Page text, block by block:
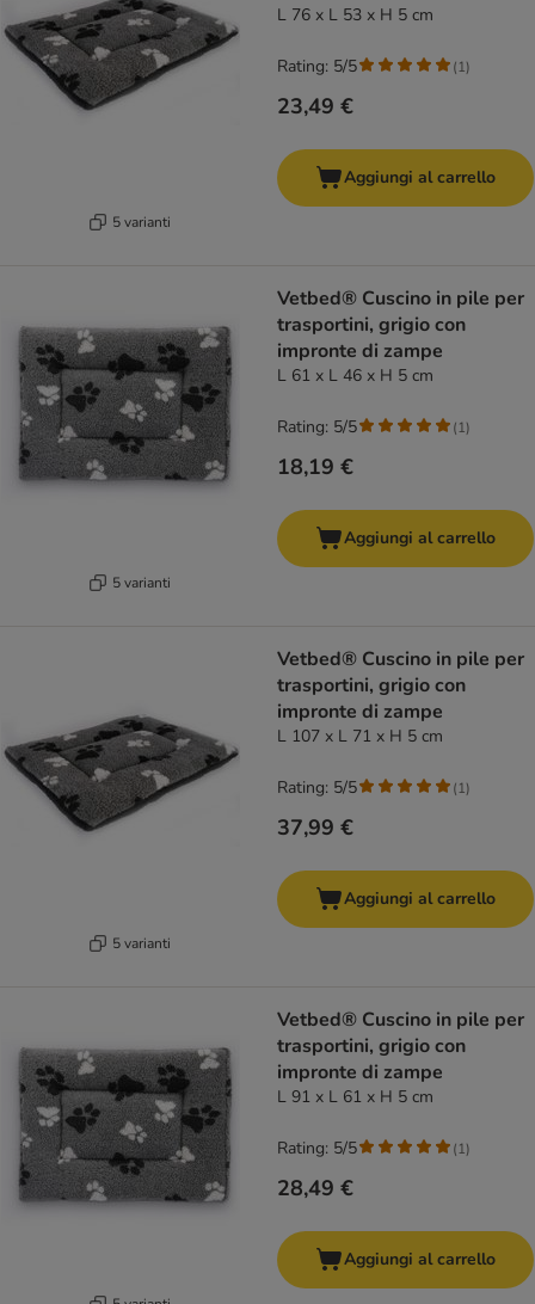
5 varianti
L 76 x L 53 x H 5 cm
23,49 €
Rating: 5/5 (1)
Aggiungi al carrello
5 varianti
Vetbed® Cuscino in pile per
trasportini, grigio con
impronte di zampe
L 61 x L 46 x H 5 cm
18,19 €
Rating: 5/5 (1)
Aggiungi al carrello
5 varianti
Vetbed® Cuscino in pile per
trasportini, grigio con
impronte di zampe
L 107 x L 71 x H 5 cm
37,99 €
Rating: 5/5 (1)
Aggiungi al carrello
Vetbed® Cuscino in pile per
trasportini, grigio con
impronte di zampe
L 91 x L 61 x H 5 cm
28,49 €
Rating: 5/5 (1)
Aggiungi al carrello